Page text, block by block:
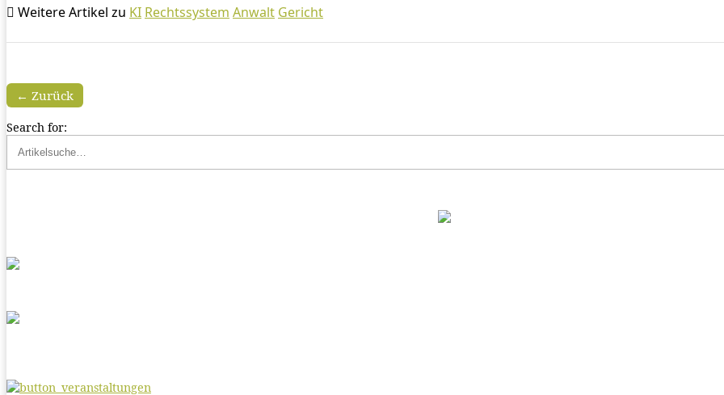
Weitere Artikel zu KI Rechtssystem Anwalt Gericht
← Zurück
Search for: